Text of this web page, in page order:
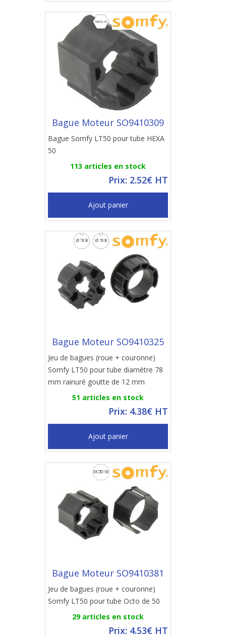
Bague Moteur SO9410309
Bague Somfy LT50 pour tube HEXA
50
113 articles en stock
Prix: 2.52€ HT
Ajout panier
Bague Moteur SO9410325
Jeu de bagues (roue + couronne)
Somfy LT50 pour tube diamètre 78
mm rainuré goutte de 12 mm
51 articles en stock
Prix: 4.38€ HT
Ajout panier
Bague Moteur SO9410381
Jeu de bagues (roue + couronne)
Somfy LT50 pour tube Octo de 50
29 articles en stock
Prix: 4.53€ HT